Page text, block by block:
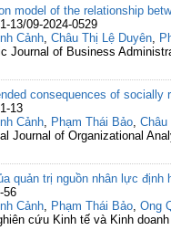
model of the relationship
13/09-2024-0529
Cảnh, Châu Thị Lệ Duyên,
Journal of Business
consequences of
13
Cảnh, Phạm Thái Bảo, Châu
Journal of Organizational
quản trị nguồn nhân lực
56
Cảnh, Phạm Thái Bảo, Ong
cứu Kinh tế và Kinh